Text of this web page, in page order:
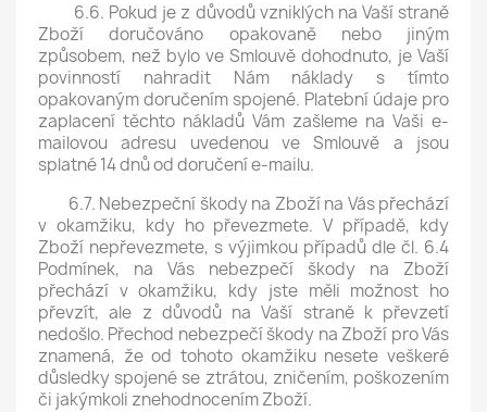
6.6. Pokud je z důvodů vzniklých na Vaší straně
Zboží doručováno opakovaně nebo jiným
způsobem, než bylo ve Smlouvě dohodnuto, je Vaší
povinností nahradit Nám náklady s tímto
opakovaným doručením spojené. Platební údaje pro
zaplacení těchto nákladů Vám zašleme na Vaši e-
mailovou adresu uvedenou ve Smlouvě a jsou
splatné 14 dnů od doručení e-mailu.
6.7. Nebezpeční škody na Zboží na Vás přechází
v okamžiku, kdy ho převezmete. V případě, kdy
Zboží nepřevezmete, s výjimkou případů dle čl. 6.4
Podmínek, na Vás nebezpečí škody na Zboží
přechází v okamžiku, kdy jste měli možnost ho
převzít, ale z důvodů na Vaší straně k převzetí
nedošlo. Přechod nebezpečí škody na Zboží pro Vás
znamená, že od tohoto okamžiku nesete veškeré
důsledky spojené se ztrátou, zničením, poškozením
či jakýmkoli znehodnocením Zboží.